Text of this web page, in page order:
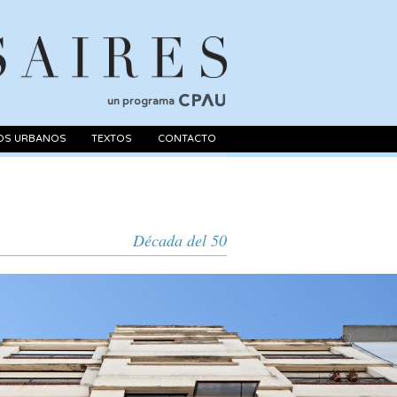
un programa
URBANOS TEXTOS CONTACTO
Década del 50